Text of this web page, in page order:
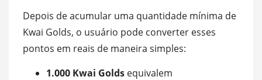
Depois de acumular uma quantidade mínima de
Kwai Golds, o usuário pode converter esses
pontos em reais de maneira simples:
1.000 Kwai Golds equivalem